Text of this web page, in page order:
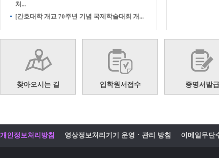
처...
[간호대학 개교 70주년 기념 국제학술대회 개...
찾아오시는 길 입학원서접수 증명서발급
개인정보처리방침 영상정보처리기기 운영ㆍ관리 방침 이메일무단